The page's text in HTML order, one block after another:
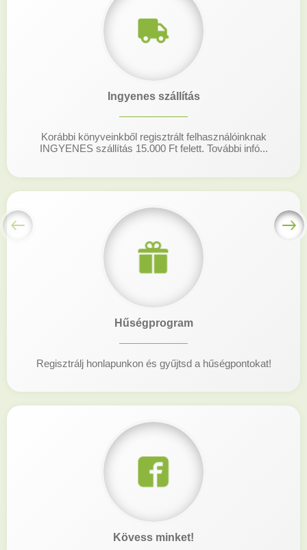
Ingyenes szállítás
Korábbi könyveinkből regisztrált felhasználóinknak
INGYENES szállítás 15.000 Ft felett. További infó...
Hűségprogram
Regisztrálj honlapunkon és gyűjtsd a hűségpontokat!
Kövess minket!